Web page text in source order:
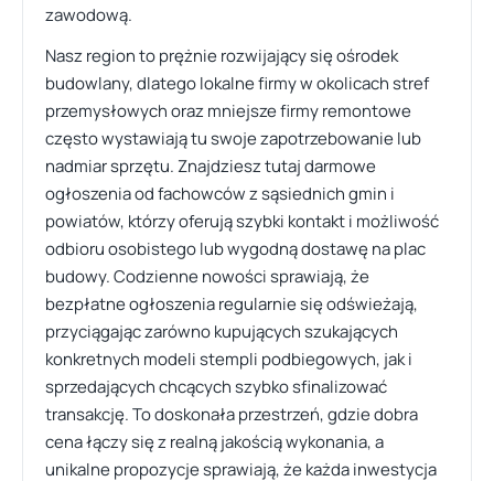
zawodową.
Nasz region to prężnie rozwijający się ośrodek
budowlany, dlatego lokalne firmy w okolicach stref
przemysłowych oraz mniejsze firmy remontowe
często wystawiają tu swoje zapotrzebowanie lub
nadmiar sprzętu. Znajdziesz tutaj darmowe
ogłoszenia od fachowców z sąsiednich gmin i
powiatów, którzy oferują szybki kontakt i możliwość
odbioru osobistego lub wygodną dostawę na plac
budowy. Codzienne nowości sprawiają, że
bezpłatne ogłoszenia regularnie się odświeżają,
przyciągając zarówno kupujących szukających
konkretnych modeli stempli podbiegowych, jak i
sprzedających chcących szybko sfinalizować
transakcję. To doskonała przestrzeń, gdzie dobra
cena łączy się z realną jakością wykonania, a
unikalne propozycje sprawiają, że każda inwestycja